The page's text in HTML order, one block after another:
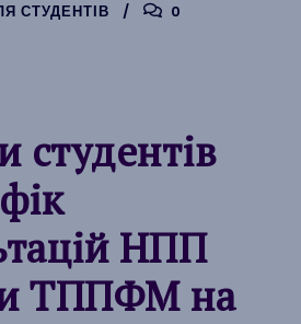
СТУДЕНТІВ
0
студентів
НПП
ТППФМ на